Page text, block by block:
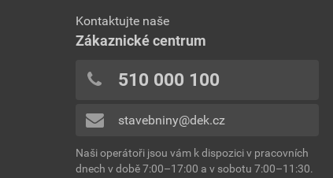
Kontaktujte naše
Zákaznické centrum
510 000 100
stavebniny@dek.cz
Naši operátoři jsou vám k dispozici v pracovních
dnech v době 7:00–17:00 a v sobotu 7:00–11:30.